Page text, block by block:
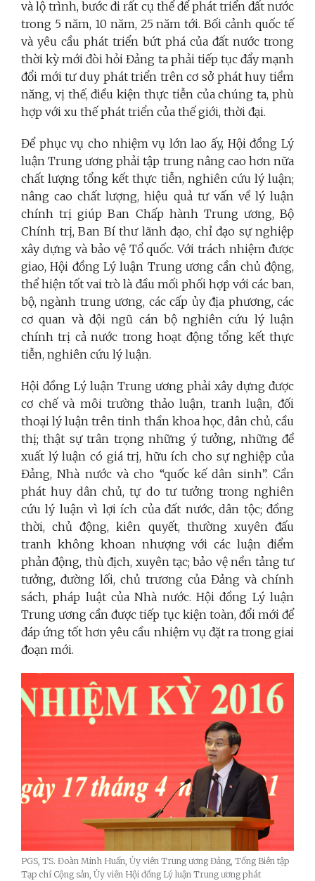
và lộ trình, bước đi rất cụ thể để phát triển đất nước
trong 5 năm, 10 năm, 25 năm tới. Bối cảnh quốc tế
và yêu cầu phát triển bứt phá của đất nước trong
thời kỳ mới đòi hỏi Đảng ta phải tiếp tục đẩy mạnh
đổi mới tư duy phát triển trên cơ sở phát huy tiềm
năng, vị thế, điều kiện thực tiễn của chúng ta, phù
hợp với xu thế phát triển của thế giới, thời đại.
Để phục vụ cho nhiệm vụ lớn lao ấy, Hội đồng Lý
luận Trung ương phải tập trung nâng cao hơn nữa
chất lượng tổng kết thực tiễn, nghiên cứu lý luận;
nâng cao chất lượng, hiệu quả tư vấn về lý luận
chính trị giúp Ban Chấp hành Trung ương, Bộ
Chính trị, Ban Bí thư lãnh đạo, chỉ đạo sự nghiệp
xây dựng và bảo vệ Tổ quốc.Với trách nhiệm được
giao, Hội đồng Lý luận Trung ương cần chủ động,
thể hiện tốt vai trò là đầu mối phối hợp với các ban,
bộ, ngành trung ương, các cấp ủy địa phương, các
cơ quan và đội ngũ cán bộ nghiên cứu lý luận
chính trị cả nước trong hoạt động tổng kết thực
tiễn, nghiên cứu lý luận.
Hội đồng Lý luận Trung ương phải xây dựng được
cơ chế và môi trường thảo luận, tranh luận, đối
thoại lý luận trên tinh thần khoa học, dân chủ, cầu
thị; thật sự trân trọng những ý tưởng, những đề
xuất lý luận có giá trị, hữu ích cho sự nghiệp của
Đảng, Nhà nước và cho “quốc kế dân sinh”. Cần
phát huy dân chủ, tự do tư tưởng trong nghiên
cứu lý luận vì lợi ích của đất nước, dân tộc; đồng
thời, chủ động, kiên quyết, thường xuyên đấu
tranh không khoan nhượng với các luận điểm
phản động, thù địch, xuyên tạc; bảo vệ nền tảng tư
tưởng, đường lối, chủ trương của Đảng và chính
sách, pháp luật của Nhà nước. Hội đồng Lý luận
Trung ương cần được tiếp tục kiện toàn, đổi mới để
đáp ứng tốt hơn yêu cầu nhiệm vụ đặt ra trong giai
đoạn mới.
PGS, TS. Đoàn Minh Huấn, Ủy viên Trung ương Đảng, Tổng Biên tập
Tạp chí Cộng sản, Ủy viên Hội đồng Lý luận Trung ương phát